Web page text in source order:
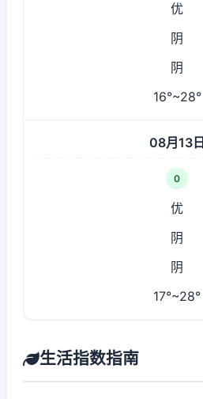
优
阴
阴
16°~28°
08月13日
0
优
阴
阴
17°~28°
生活指数指南